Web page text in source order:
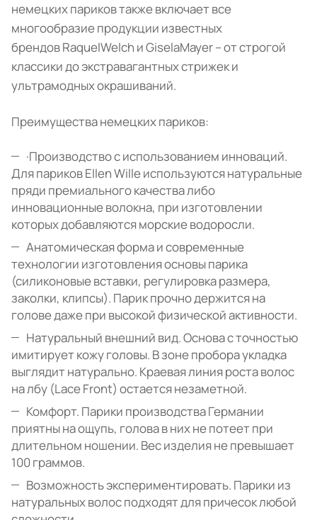
немецких париков также включает все
многообразие продукции известных
брендов RaquelWelch и GiselaMayer – от строгой
классики до экстравагантных стрижек и
ультрамодных окрашиваний.
Преимущества немецких париков:
·Производство с использованием инноваций.
Для париков Ellen Wille используются натуральные
пряди премиального качества либо
инновационные волокна, при изготовлении
которых добавляются морские водоросли.
Анатомическая форма и современные
технологии изготовления основы парика
(силиконовые вставки, регулировка размера,
заколки, клипсы). Парик прочно держится на
голове даже при высокой физической активности.
Натуральный внешний вид. Основа с точностью
имитирует кожу головы. В зоне пробора укладка
выглядит натурально. Краевая линия роста волос
на лбу (Lace Front) остается незаметной.
Комфорт. Парики производства Германии
приятны на ощупь, голова в них не потеет при
длительном ношении. Вес изделия не превышает
100 граммов.
Возможность экспериментировать. Парики из
натуральных волос подходят для причесок любой